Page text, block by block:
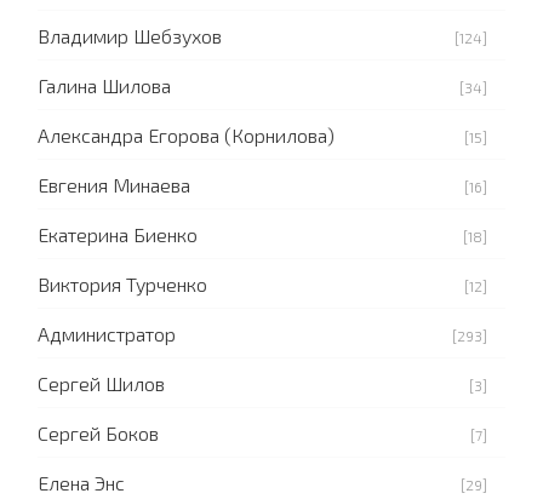
Владимир Шебзухов [124]
Галина Шилова [34]
Александра Егорова (Корнилова) [15]
Евгения Минаева [16]
Екатерина Биенко [18]
Виктория Турченко [12]
Администратор [293]
Сергей Шилов [3]
Сергей Боков [7]
Елена Энс [29]